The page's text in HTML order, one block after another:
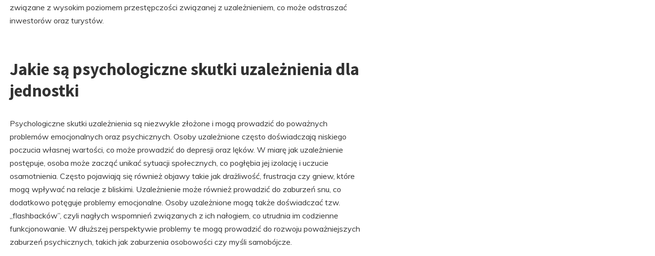
związane z wysokim poziomem przestępczości związanej z uzależnieniem, co może odstraszać
inwestorów oraz turystów.
Jakie są psychologiczne skutki uzależnienia dla
jednostki
Psychologiczne skutki uzależnienia są niezwykle złożone i mogą prowadzić do poważnych
problemów emocjonalnych oraz psychicznych. Osoby uzależnione często doświadczają niskiego
poczucia własnej wartości, co może prowadzić do depresji oraz lęków. W miarę jak uzależnienie
postępuje, osoba może zacząć unikać sytuacji społecznych, co pogłębia jej izolację i uczucie
osamotnienia. Często pojawiają się również objawy takie jak drażliwość, frustracja czy gniew, które
mogą wpływać na relacje z bliskimi. Uzależnienie może również prowadzić do zaburzeń snu, co
dodatkowo potęguje problemy emocjonalne. Osoby uzależnione mogą także doświadczać tzw.
„flashbacków”, czyli nagłych wspomnień związanych z ich nałogiem, co utrudnia im codzienne
funkcjonowanie. W dłuższej perspektywie problemy te mogą prowadzić do rozwoju poważniejszych
zaburzeń psychicznych, takich jak zaburzenia osobowości czy myśli samobójcze.